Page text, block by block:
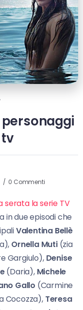
personaggi
0 Commenti
serata la serie TV
in due episodi che
Valentina Bellè
Ornella Muti(zia
Gargiulo), Denise
(Daria), Michele
Gallo (Carmine
Cocozza), Teresa